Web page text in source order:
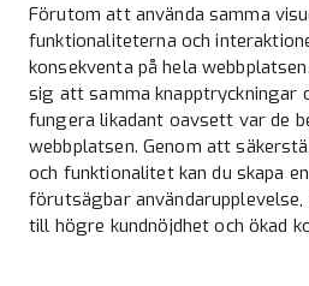
Förutom att använda samma
funktionaliteterna och
konsekventa på hela
sig att samma knapptryckningar
fungera likadant oavsett var de
webbplatsen. Genom att
och funktionalitet kan du skapa
förutsägbar
till högre kundnöjdhet och ökad